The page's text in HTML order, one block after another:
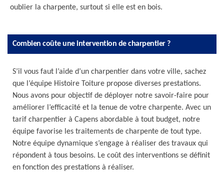
oublier la charpente, surtout si elle est en bois.
Combien coûte une intervention de charpentier ?
S’il vous faut l’aide d’un charpentier dans votre ville, sachez
que l’équipe Histoire Toiture propose diverses prestations.
Nous avons pour objectif de déployer notre savoir-faire pour
améliorer l’efficacité et la tenue de votre charpente. Avec un
tarif charpentier à Capens abordable à tout budget, notre
équipe favorise les traitements de charpente de tout type.
Notre équipe dynamique s’engage à réaliser des travaux qui
répondent à tous besoins. Le coût des interventions se définit
en fonction des prestations à réaliser.